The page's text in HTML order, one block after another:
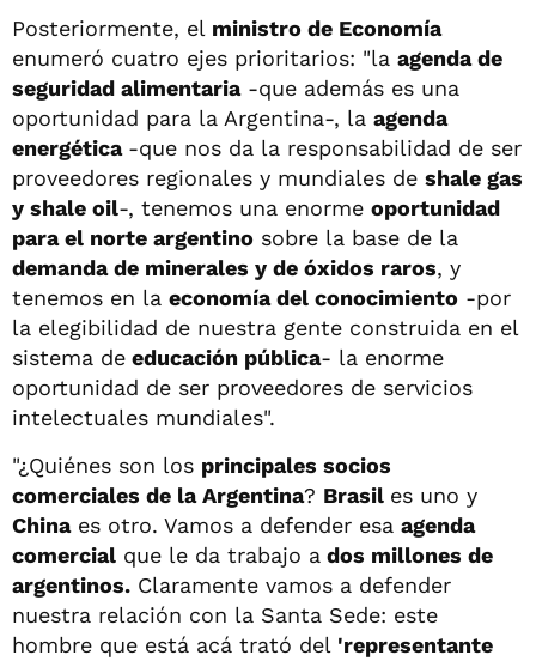
Posteriormente, el ministro de Economía
enumeró cuatro ejes prioritarios: "la agenda de
seguridad alimentaria-que además es una
oportunidad para la Argentina-, la agenda
energética -que nos da la responsabilidad de ser
proveedores regionales y mundiales de shale gas
y shale oil-, tenemos una enorme oportunidad
para el norte argentino sobre la base de la
demanda de minerales y de óxidos raros, y
tenemos en la economía del conocimiento -por
la elegibilidad de nuestra gente construida en el
sistema de educación pública- la enorme
oportunidad de ser proveedores de servicios
intelectuales mundiales".
"¿Quiénes son los principales socios
comerciales de la Argentina? Brasil es uno y
Chinaes otro. Vamos a defender esa agenda
comercial que le da trabajo a dos millones de
argentinos. Claramente vamos a defender
nuestra relación con la Santa Sede: este
hombre que está acá trató del 'representante